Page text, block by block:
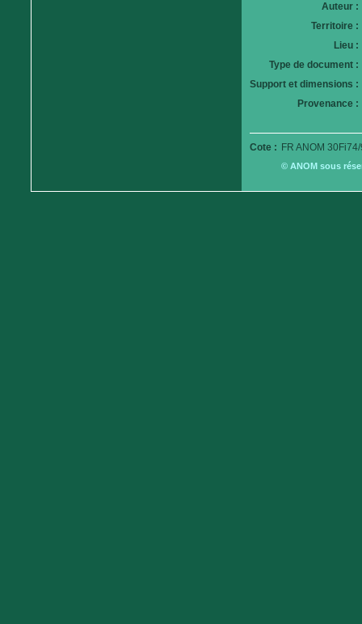
Auteur :
Territoire :
Lieu :
Type de document :
Support et dimensions :
Provenance :
Cote : FR ANOM
© ANOM sous